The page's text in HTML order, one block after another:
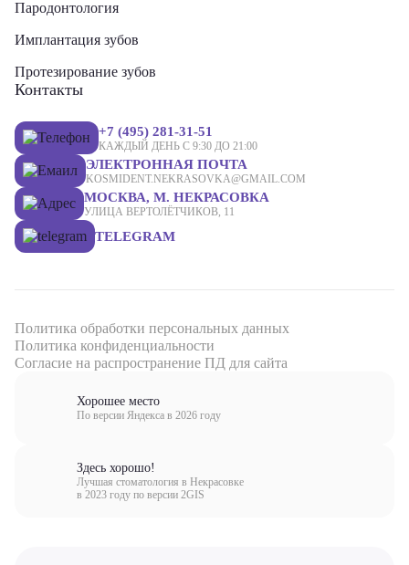
Пародонтология
Имплантация зубов
Протезирование зубов
Контакты
+7 (495) 281-31-51
КАЖДЫЙ ДЕНЬ С 9:30 ДО 21:00
ЭЛЕКТРОННАЯ ПОЧТА
KOSMIDENT.NEKRASOVKA@GMAIL.COM
МОСКВА, М. НЕКРАСОВКА
УЛИЦА ВЕРТОЛЁТЧИКОВ, 11
TELEGRAM
Политика обработки персональных данных
Политика конфиденциальности
Согласие на распространение ПД для сайта
Хорошее место
По версии Яндекса в 2026 году
Здесь хорошо!
Лучшая стоматология в Некрасовке
в 2023 году по версии 2GIS